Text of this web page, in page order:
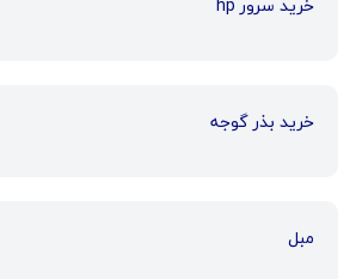
خرید بذر گوجه
مبل